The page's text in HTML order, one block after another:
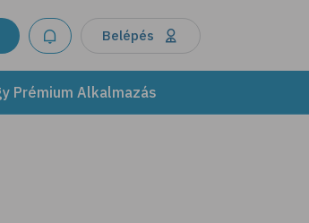
Belépés
Prémium Alkalmazás